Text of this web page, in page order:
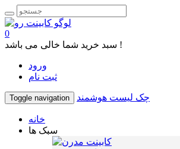
0
سبد خرید شما خالی می باشد !
ورود
ثبت نام
Toggle navigation چک لیست هوشمند
خانه
سبک ها